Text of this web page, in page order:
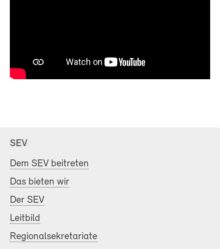
SEV
Dem SEV beitreten
Das bieten wir
Der SEV
Leitbild
Regionalsekretariate